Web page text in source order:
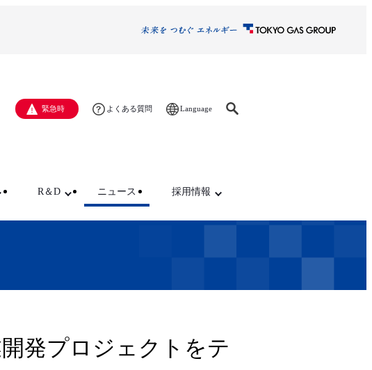
緊急時 よくある質問 Language
R＆D ニュース 採用情報
発プロジェクトをテ